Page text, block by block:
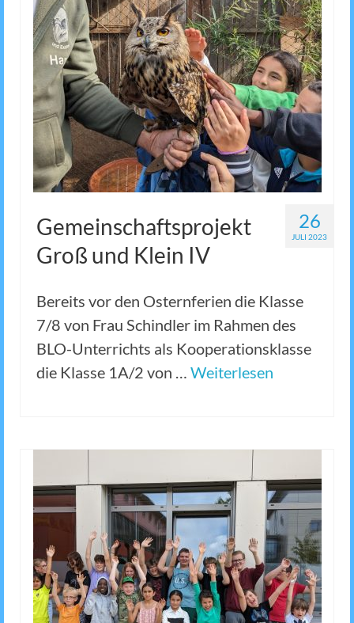
26
JULI 2023
Gemeinschaftsprojekt
Groß und Klein IV
Bereits vor den Osternferien die Klasse
7/8 von Frau Schindler im Rahmen des
BLO-Unterrichts als Kooperationsklasse
die Klasse 1A/2 von … Weiterlesen